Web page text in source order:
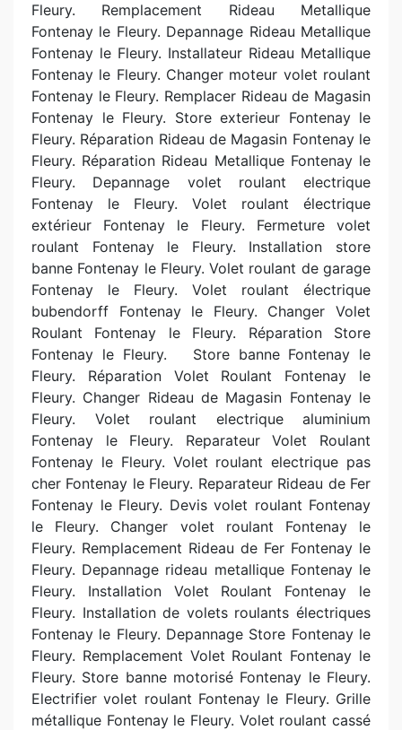
Fleury. Remplacement Rideau Metallique
Fontenay le Fleury. Depannage Rideau Metallique
Fontenay le Fleury. Installateur Rideau Metallique
Fontenay le Fleury. Changer moteur volet roulant
Fontenay le Fleury. Remplacer Rideau de Magasin
Fontenay le Fleury. Store exterieur Fontenay le
Fleury. Réparation Rideau de Magasin Fontenay le
Fleury. Réparation Rideau Metallique Fontenay le
Fleury. Depannage volet roulant electrique
Fontenay le Fleury. Volet roulant électrique
extérieur Fontenay le Fleury. Fermeture volet
roulant Fontenay le Fleury. Installation store
banne Fontenay le Fleury. Volet roulant de garage
Fontenay le Fleury. Volet roulant électrique
bubendorff Fontenay le Fleury. Changer Volet
Roulant Fontenay le Fleury. Réparation Store
Fontenay le Fleury. Store banne Fontenay le
Fleury. Réparation Volet Roulant Fontenay le
Fleury. Changer Rideau de Magasin Fontenay le
Fleury. Volet roulant electrique aluminium
Fontenay le Fleury. Reparateur Volet Roulant
Fontenay le Fleury. Volet roulant electrique pas
cher Fontenay le Fleury. Reparateur Rideau de Fer
Fontenay le Fleury. Devis volet roulant Fontenay
le Fleury. Changer volet roulant Fontenay le
Fleury. Remplacement Rideau de Fer Fontenay le
Fleury. Depannage rideau metallique Fontenay le
Fleury. Installation Volet Roulant Fontenay le
Fleury. Installation de volets roulants électriques
Fontenay le Fleury. Depannage Store Fontenay le
Fleury. Remplacement Volet Roulant Fontenay le
Fleury. Store banne motorisé Fontenay le Fleury.
Electrifier volet roulant Fontenay le Fleury. Grille
métallique Fontenay le Fleury. Volet roulant cassé